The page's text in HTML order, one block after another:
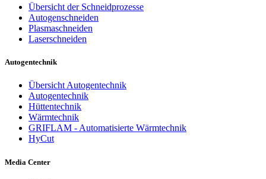
Übersicht der Schneidprozesse
Autogenschneiden
Plasmaschneiden
Laserschneiden
Autogentechnik
Übersicht Autogentechnik
Autogentechnik
Hüttentechnik
Wärmtechnik
GRIFLAM - Automatisierte Wärmtechnik
HyCut
Media Center